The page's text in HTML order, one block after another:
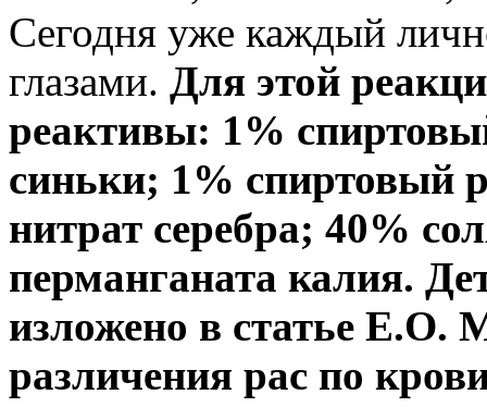
Сегодня уже каждый
глазами. Для этой
реактивы: 1%
синьки; 1% спиртовый
нитрат серебра; 40%
перманганата калия.
изложено в статье Е.О.
различения рас по